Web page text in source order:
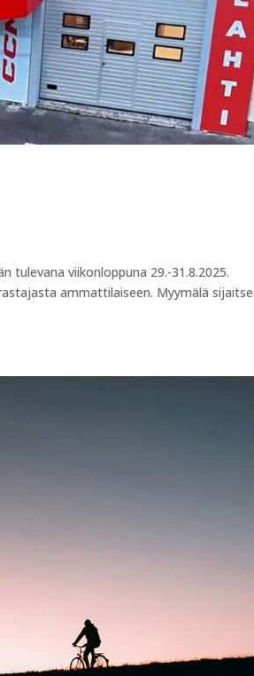
tulevana viikonloppuna 29.-31.8.2025.
ammattilaiseen. Myymälä